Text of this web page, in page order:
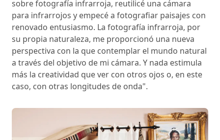
sobre fotografía infrarroja, reutilicé una cámara
para infrarrojos y empecé a fotografiar paisajes con
renovado entusiasmo. La fotografía infrarroja, por
su propia naturaleza, me proporcionó una nueva
perspectiva con la que contemplar el mundo natural
a través del objetivo de mi cámara. Y nada estimula
más la creatividad que ver con otros ojos o, en este
caso, con otras longitudes de onda".